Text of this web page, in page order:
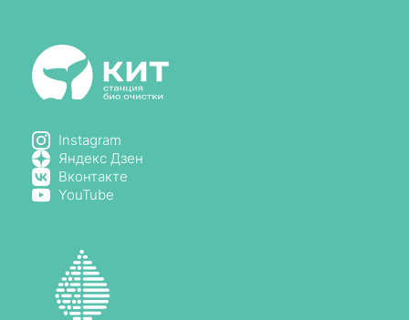
Instagram
Яндекс Дзен
Вконтакте
YouTube